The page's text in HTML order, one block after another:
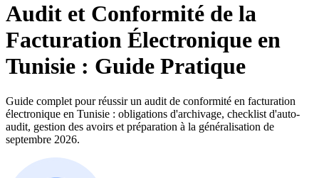
Audit et Conformité de la
Facturation Électronique en
Tunisie : Guide Pratique
Guide complet pour réussir un audit de conformité en facturation
électronique en Tunisie : obligations d'archivage, checklist d'auto-
audit, gestion des avoirs et préparation à la généralisation de
septembre 2026.